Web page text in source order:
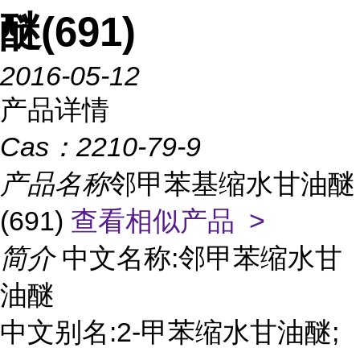
醚(691)
2016-05-12
产品详情
Cas： 2210-79-9
产品名称邻甲苯基缩水甘油醚
(691) 查看相似产品 >
简介 中文名称:邻甲苯缩水甘
油醚
中文别名:2-甲苯缩水甘油醚;